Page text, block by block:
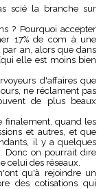
scié la branche sur
? Pourquoi accepter
17% de com à une
an, alors que dans
elle est moins bien
d'affaires que
ne réclament pas
de plus beaux
finalement, quand les
et autres, et que
il y a quelques
Donc on pourrait dire
celui des réseaux.
qu'à rejoindre un
des cotisations qui